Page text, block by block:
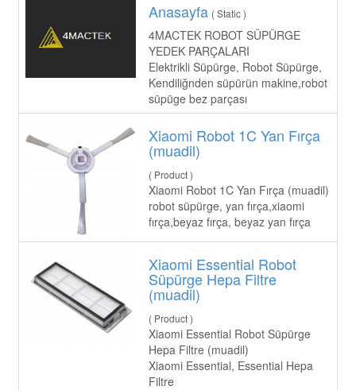
Anasayfa ( Static )
4MACTEK ROBOT SÜPÜRGE
YEDEK PARÇALARI
Elektrikli Süpürge, Robot Süpürge,
Kendiliğnden süpürün makine,robot
süpüge bez parçası
Xiaomi Robot 1C Yan Fırça
(muadil)
( Product )
Xiaomi Robot 1C Yan Fırça (muadil)
robot süpürge, yan fırça,xiaomi
fırça,beyaz fırça, beyaz yan fırça
Xiaomi Essential Robot
Süpürge Hepa Filtre
(muadil)
( Product )
Xiaomi Essential Robot Süpürge
Hepa Filtre (muadil)
Xiaomi Essential, Essential Hepa
Filtre